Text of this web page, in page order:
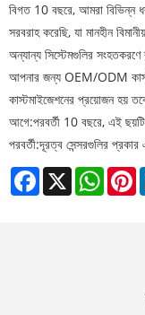
বিগত 10 বছরে, আমরা বিভিন্ন
সরবরাহ করেছি, যা মানহীন
অন্যান্য সিস্টেমগুলির সংহতকরণে
আপনার জন্য OEM/ODM
কাস্টমাইজেশনের প্রয়োজন হয়
আগে:পরবর্তী 10 বছরে, এই
পরবর্তী:দূরত্ব সেন্সরগুলির
Facebook
X